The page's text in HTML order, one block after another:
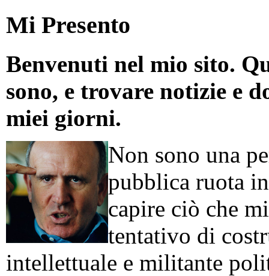
Mi Presento
Benvenuti nel mio sito.
sono, e trovare notizie e
miei giorni.
Non sono una
pubblica ruota
capire ciò che
tentativo di
intellettuale e militante